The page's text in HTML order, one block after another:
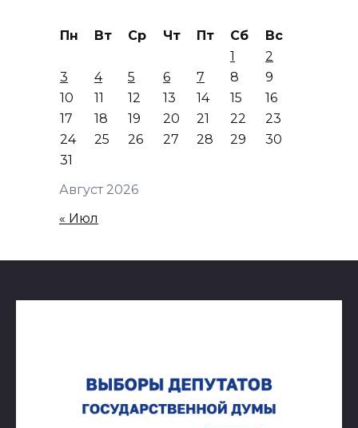
Август 2026
Пн Вт Ср Чт Пт Сб
Вс
1
2
3
4 5 6 7 8
9
10
11 12 13 14 15
16
17
18 19 20 21 22
23
24
25 26 27 28 29
30
31
« Июл